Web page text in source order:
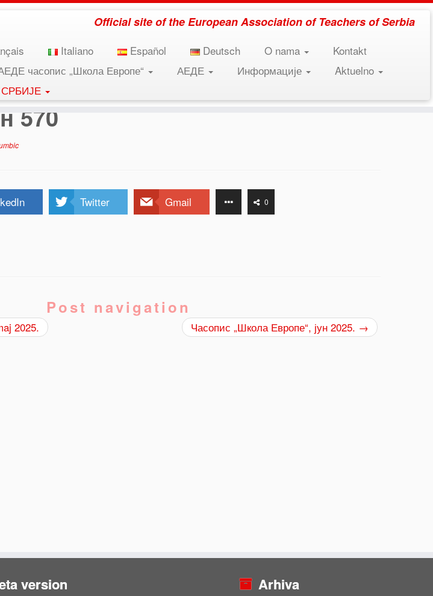
Official site of the European Association of Teachers of Serbia
Italiano Español Deutsch O nama
Kontakt
АЕДЕ часопис „Школа Европе“ АЕДЕ Информације
Aktuelno
570
Twitter Gmail 0
Post navigation
2025. Часопис „Школа Европе“, јун 2025. →
version Arhiva